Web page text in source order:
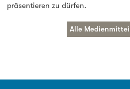
präsentieren zu dürfen.
Alle